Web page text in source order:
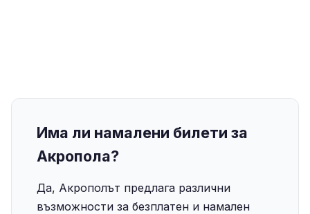
Има ли намалени билети за
Акропола?
Да, Акрополът предлага различни
възможности за безплатен и намален